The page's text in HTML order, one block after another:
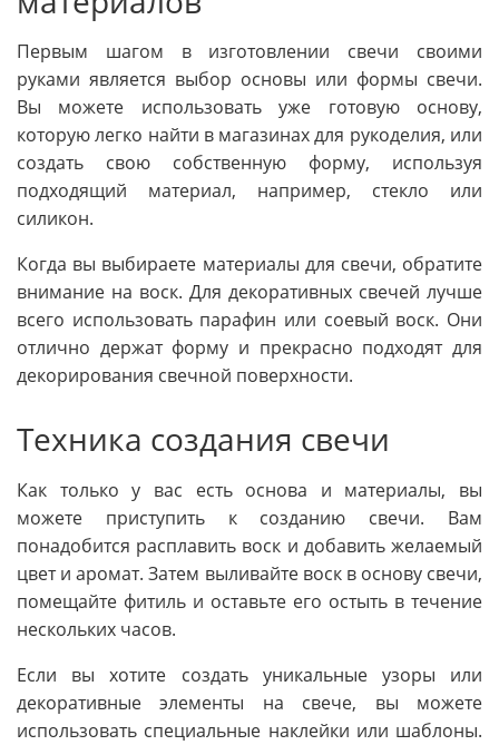
Первым шагом в изготовлении свечи своими
руками является выбор основы или формы свечи.
Вы можете использовать уже готовую основу,
которую легко найти в магазинах для рукоделия, или
создать свою собственную форму, используя
подходящий материал, например, стекло или
силикон.
Когда вы выбираете материалы для свечи, обратите
внимание на воск. Для декоративных свечей лучше
всего использовать парафин или соевый воск. Они
отлично держат форму и прекрасно подходят для
декорирования свечной поверхности.
Техника создания свечи
Как только у вас есть основа и материалы, вы
можете приступить к созданию свечи. Вам
понадобится расплавить воск и добавить желаемый
цвет и аромат. Затем выливайте воск в основу свечи,
помещайте фитиль и оставьте его остыть в течение
нескольких часов.
Если вы хотите создать уникальные узоры или
декоративные элементы на свече, вы можете
использовать специальные наклейки или шаблоны.